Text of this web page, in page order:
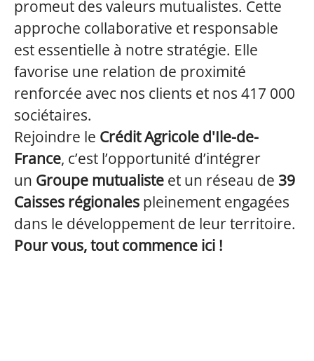
promeut des valeurs mutualistes. Cette
approche collaborative et responsable
est essentielle à notre stratégie. Elle
favorise une relation de proximité
renforcée avec nos clients et nos 417 000
sociétaires.
Rejoindre le Crédit Agricole d'Ile-de-
France, c’est l’opportunité d’intégrer
un Groupe mutualiste et un réseau de 39
Caisses régionales pleinement engagées
dans le développement de leur territoire.
Pour vous, tout commence ici !